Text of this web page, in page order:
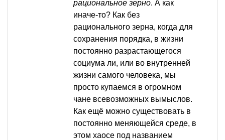
рациональное зерно. А как
иначе-то? Как без
рационального зерна, когда для
сохранения порядка, в жизни
постоянно разрастающегося
социума ли, или во внутренней
жизни самого человека, мы
просто купаемся в огромном
чане всевозможных вымыслов.
Как ещё можно существовать в
постоянно меняющейся среде, в
этом хаосе под названием